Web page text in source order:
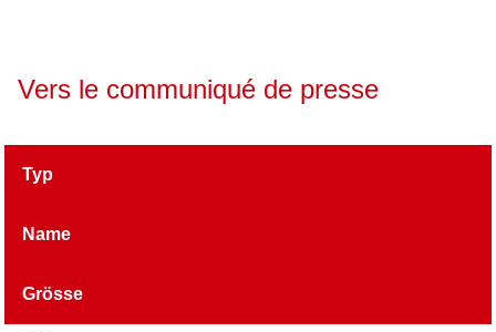
Vers le communiqué de presse
Typ
Name
Grösse